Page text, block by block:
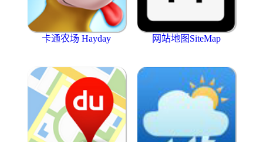
卡通农场 Hayday 网站地图SiteMap